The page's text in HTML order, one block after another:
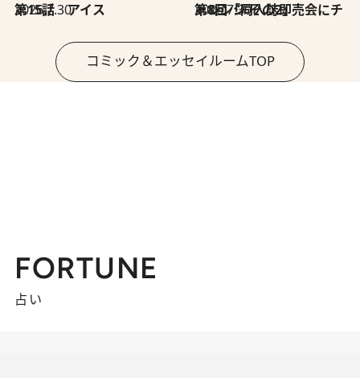
2026.7.30
第15話 アイス 2026.7.30
第8回「同人誌即売会にチャレンジ その2」
コミック＆エッセイルームTOP
FORTUNE
占い